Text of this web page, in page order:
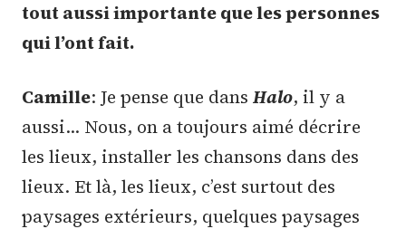
tout aussi importante que les personnes
qui l’ont fait.
Camille: Je pense que dans Halo, il y a
aussi… Nous, on a toujours aimé décrire
les lieux, installer les chansons dans des
lieux. Et là, les lieux, c’est surtout des
paysages extérieurs, quelques paysages